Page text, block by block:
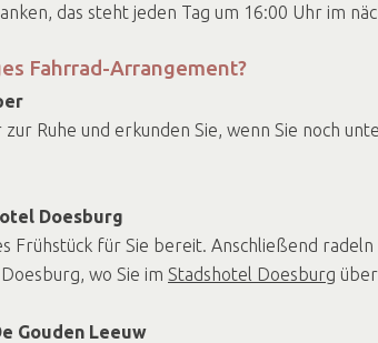
das steht jeden Tag um 16:00 Uhr im
Fahrrad-Arrangement?
Ruhe und erkunden Sie, wenn Sie noch
Doesburg
für Sie bereit. Anschließend radeln
wo Sie im Stadshotel Doesburg
Gouden Leeuw